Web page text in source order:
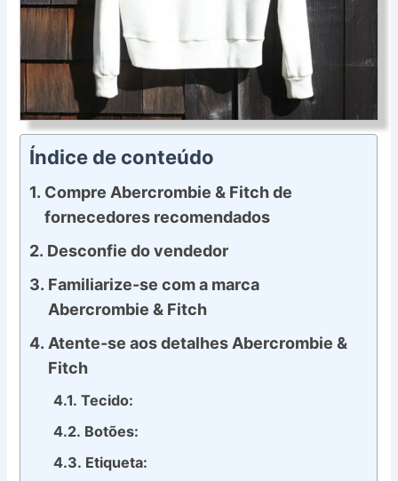
Índice de conteúdo
Compre Abercrombie & Fitch de
fornecedores recomendados
Desconfie do vendedor
Familiarize-se com a marca
Abercrombie & Fitch
Atente-se aos detalhes Abercrombie &
Fitch
Tecido:
Botões:
Etiqueta: